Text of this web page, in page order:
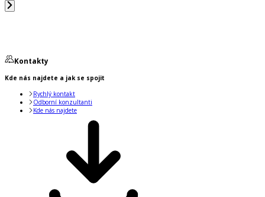
Kontakty
Kde nás najdete a jak se spojit
Rychlý kontakt
Odborní konzultanti
Kde nás najdete